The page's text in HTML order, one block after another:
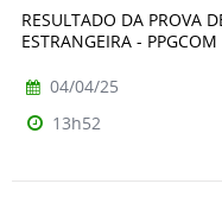
RESULTADO DA PROVA
ESTRANGEIRA - PPGCOM
04/04/25
13h52